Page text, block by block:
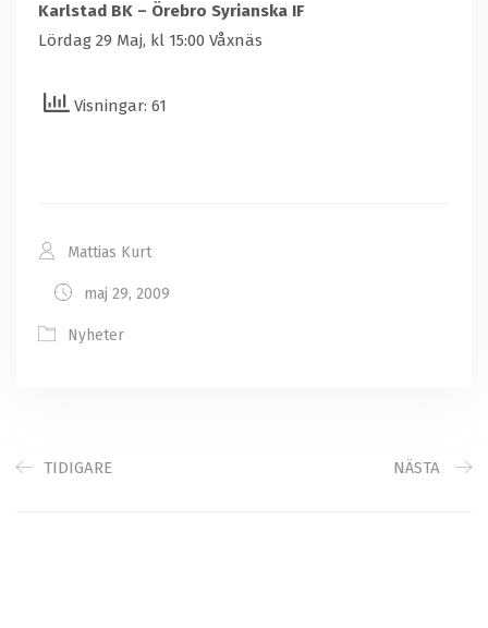
Karlstad BK – Örebro Syrianska IF
Lördag 29 Maj, kl 15:00 Våxnäs
Visningar: 61
Mattias Kurt
maj 29, 2009
Nyheter
TIDIGARE NÄSTA